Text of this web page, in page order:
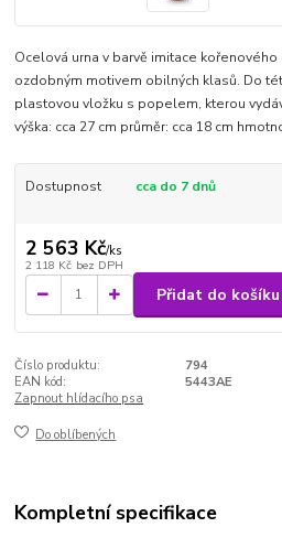
Ocelová urna v barvě imitace
ozdobným motivem obilných klasů. Do
plastovou vložku s popelem, kterou
výška: cca 27 cm průměr: cca 18 cm
Dostupnost cca do 7 dnů
2 563 Kč/ks
2 118 Kč bez DPH
Přidat do košíku
Číslo produktu:
794
EAN kód:
5443AE
Zapnout hlídacího psa
Do oblíbených
Kompletní specifikace